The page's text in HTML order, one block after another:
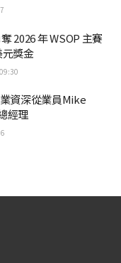
2026 年 WSOP 主賽
元獎金
資深從業員Mike
經理